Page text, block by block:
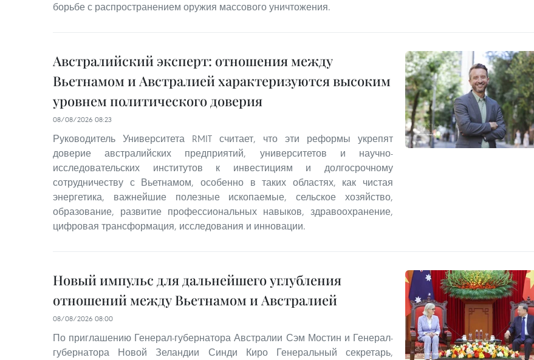
борьбе с распространением оружия массового уничтожения.
Австралийский эксперт: отношения между
Вьетнамом и Австралией характеризуются высоким
уровнем политического доверия
08/08/2026 08:23
Руководитель Университета RMIT считает, что эти реформы укрепят
доверие австралийских предприятий, университетов и научно-
исследовательских институтов к инвестициям и долгосрочному
сотрудничеству с Вьетнамом, особенно в таких областях, как чистая
энергетика, важнейшие полезные ископаемые, сельское хозяйство,
образование, развитие профессиональных навыков, здравоохранение,
цифровая трансформация, исследования и инновации.
Новый импульс для дальнейшего углубления
отношений между Вьетнамом и Австралией
08/08/2026 08:00
По приглашению Генерал-губернатора Австралии Сэм Мостин и Генерал-
губернатора Новой Зеландии Синди Киро Генеральный секретарь,